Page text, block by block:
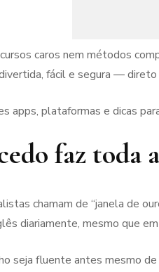
caros nem métodos
fácil e segura —
apps, plataformas e dicas
faz toda
chamam de “janela de
diariamente, mesmo que
seja fluente antes mesmo